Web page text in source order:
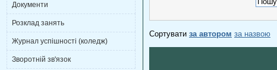
Документи
Розклад занять
Журнал успішності (коледж)
Зворотній зв'язок
Сортувати за автором за назвою